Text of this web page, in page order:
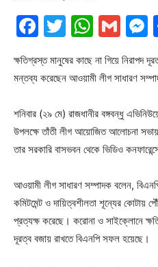
Facebook
Twitter
ক্ষতিগ্রস্ত মানুষের কাছে না গিয়ে নিরাপদ
মন্তব্য করেছেন আওয়ামী লীগ সাধারণ
শনিবার (২৯ মে) রাজধানীর বঙ্গবন্ধু
উপলক্ষে তাঁতী লীগ আয়োজিত আলোচনা
তার সরকারি বাসভবন থেকে ভিডিও
আওয়ামী লীগ সাধারণ সম্পাদক বলেন,
কমিটমেন্ট ও দায়িত্বশীলতা শূন্যের কোটায়
প্রত্যক্ষ করেছে। করোনা ও সাইক্লোনে
দূরত্ব বজায় রাখতে বিএনপি সফল হয়েছে।